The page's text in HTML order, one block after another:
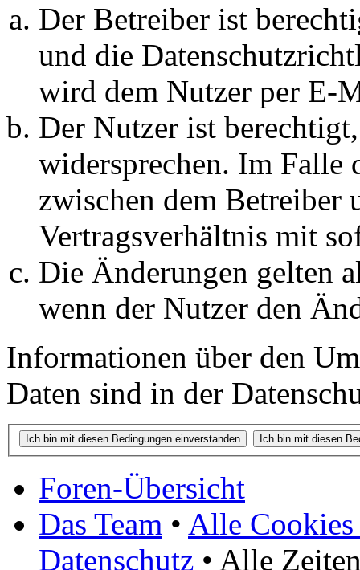
Der Betreiber ist
und die
wird dem Nutzer per E-
Der Nutzer ist
widersprechen. Im Falle
zwischen dem Betreiber
Vertragsverhältnis mit
Die Änderungen gelten
wenn der Nutzer den
Informationen über den
Daten sind in der
Foren-Übersicht
Das Team • Alle Cookies
Datenschutz • Alle